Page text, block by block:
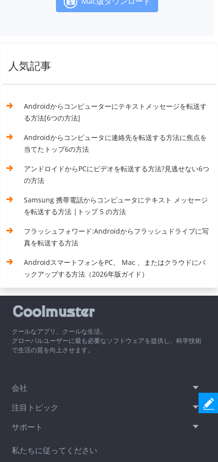
人気記事
Androidからコンピューターにテキストメッセージを転送す
る方法[6つの方法]
Androidからコンピュータに連絡先を転送する方法に焦点を
当てたトップ6の方法
アンドロイドからPCにビデオを転送する方法?見逃せない6つ
の方法
Samsung 携帯電話からコンピュータにテキスト メッセージ
を転送する方法 |トップ 5 の方法
フラッシュフォワード:Androidからフラッシュドライブに写
真を転送する方法
AndroidスマートフォンをPC、 Mac 、またはクラウドにバ
ックアップする方法（2026年版ガイド）
クールなアプリ、クールな生活。
グローバルユーザーに最も必要なソフトウェアを提供し、科学技術
で生活の質を向上させます。
会社
注目トピック
サポート
私たちに従ってください